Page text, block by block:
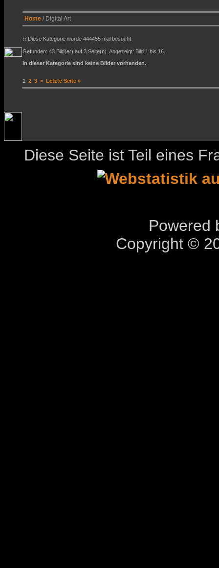
Home / Digital Art
:: Diese Kategorie wurde 444455 mal besucht
Gefunden: 43 Bild(er) auf 3 Seite(n). Angezeigt: Bild 1 bis 16.
In dieser Kategorie sind keine Bilder vorhanden.
1 2 3 » Letzte Seite »
Diese Seite ist Teil eines
Powered
Copyright ©